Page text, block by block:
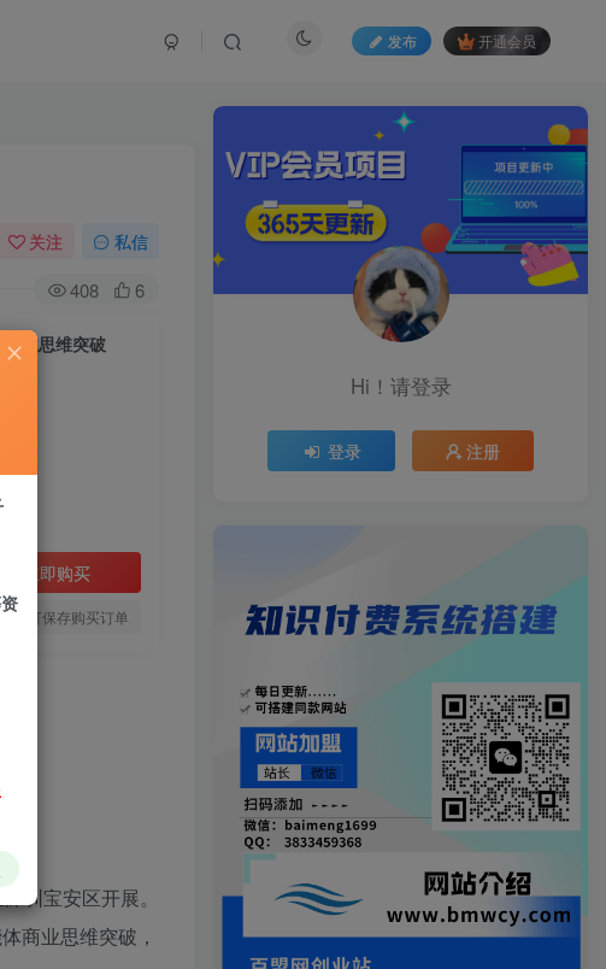
发布 开通会员
关注 私信
408 6
业思维突破
立即购买
，可保存购买订单
圳宝安区开展。
商业思维突破，
Hi！请登录
登录 注册